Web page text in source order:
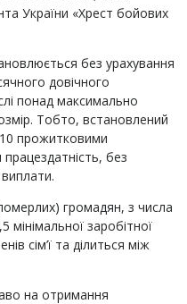
України «Хрест бойових
без урахування
довічного
понад максимально
Тобто, встановлений
10 прожитковими
без
громадян, з числа
мінімальної заробітної
сім’ї та ділиться між
на отримання